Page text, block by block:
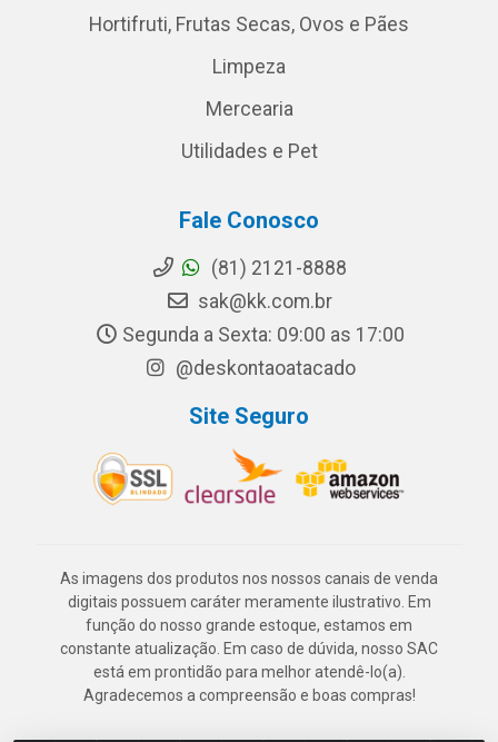
Hortifruti, Frutas Secas, Ovos e Pães
Limpeza
Mercearia
Utilidades e Pet
Fale Conosco
(81) 2121-8888
sak@kk.com.br
Segunda a Sexta: 09:00 as 17:00
@deskontaoatacado
Site Seguro
As imagens dos produtos nos nossos canais de venda
digitais possuem caráter meramente ilustrativo. Em
função do nosso grande estoque, estamos em
constante atualização. Em caso de dúvida, nosso SAC
está em prontidão para melhor atendê-lo(a).
Agradecemos a compreensão e boas compras!